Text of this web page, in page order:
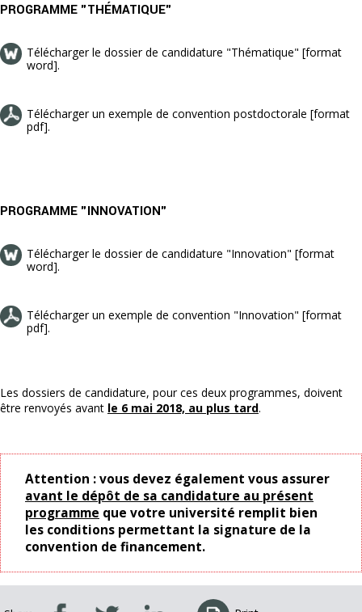
PROGRAMME "THÉMATIQUE"
Télécharger le dossier de candidature "Thématique" [format
word].
Télécharger un exemple de convention postdoctorale [format
pdf].
PROGRAMME "INNOVATION"
Télécharger le dossier de candidature "Innovation" [format
word].
Télécharger un exemple de convention "Innovation" [format
pdf].
Les dossiers de candidature, pour ces deux programmes, doivent
être renvoyés avant le 6 mai 2018, au plus tard.
Attention : vous devez également vous assurer
avant le dépôt de sa candidature au présent
programme que votre université remplit bien
les conditions permettant la signature de la
convention de financement.